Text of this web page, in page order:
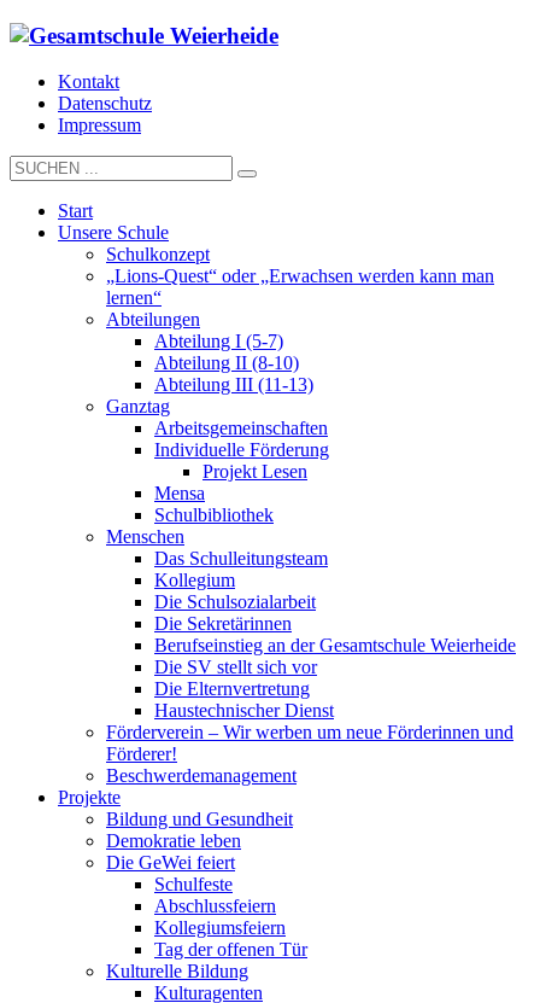
Kontakt
Datenschutz
Impressum
Start
Unsere Schule
Schulkonzept
„Lions-Quest“ oder „Erwachsen werden kann man
lernen“
Abteilungen
Abteilung I (5-7)
Abteilung II (8-10)
Abteilung III (11-13)
Ganztag
Arbeitsgemeinschaften
Individuelle Förderung
Projekt Lesen
Mensa
Schulbibliothek
Menschen
Das Schulleitungsteam
Kollegium
Die Schulsozialarbeit
Die Sekretärinnen
Berufseinstieg an der Gesamtschule Weierheide
Die SV stellt sich vor
Die Elternvertretung
Haustechnischer Dienst
Förderverein – Wir werben um neue Förderinnen und
Förderer!
Beschwerdemanagement
Projekte
Bildung und Gesundheit
Demokratie leben
Die GeWei feiert
Schulfeste
Abschlussfeiern
Kollegiumsfeiern
Tag der offenen Tür
Kulturelle Bildung
Kulturagenten